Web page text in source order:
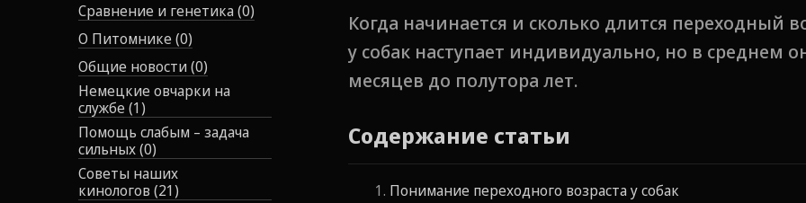
Сравнение и генетика (0)
О Питомнике (0)
Общие новости (0)
Немецкие овчарки на
службе (1)
Помощь слабым – задача
сильных (0)
Советы наших
кинологов (21)
Когда начинается и сколько длится переходный
у собак наступает индивидуально, но в среднем
месяцев до полутора лет.
Содержание статьи
Понимание переходного возраста у собак